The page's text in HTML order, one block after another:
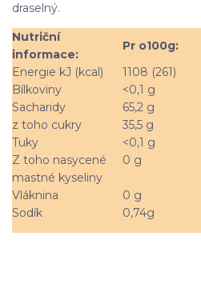
draselný.
Nutriční
informace:
Pr o100g:
Energie kJ (kcal) 1108 (261)
Bílkoviny
<0,1 g
Sacharidy
65,2 g
z toho cukry
35,5 g
Tuky
<0,1 g
Z toho nasycené
mastné kyseliny
0 g
Vláknina 0 g
Sodík
0,74g